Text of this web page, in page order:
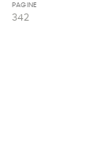
PAGINE
342